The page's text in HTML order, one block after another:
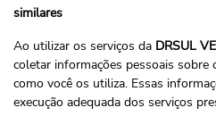
similares
Ao utilizar os serviços da DRSUL
coletar informações pessoais sobre
como você os utiliza. Essas
execução adequada dos serviços